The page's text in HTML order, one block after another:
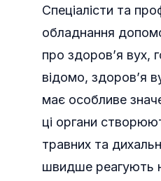
Спеціалісти та
обладнання
про здоров’я вух,
відомо, здоров’я
має особливе
ці органи
травних та
швидше реагують